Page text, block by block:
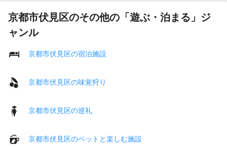
京都市伏見区のその他の「遊ぶ・泊まる」ジ
ャンル
京都市伏見区の宿泊施設
京都市伏見区の味覚狩り
京都市伏見区の巡礼
京都市伏見区のペットと楽しむ施設